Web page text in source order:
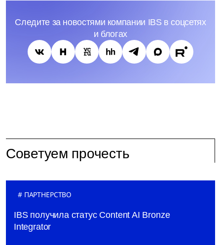
Следите за новостями компании IBS в соцсетях
и блогах
Советуем прочесть
ПАРТНЕРСТВО
IBS получила статус Content AI Bronze
Integrator